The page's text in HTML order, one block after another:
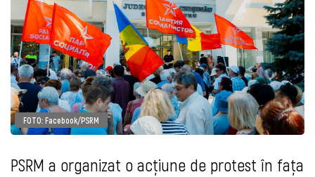
FOTO: Facebook/PSRM
PSRM a organizat o acțiune de protest în fața